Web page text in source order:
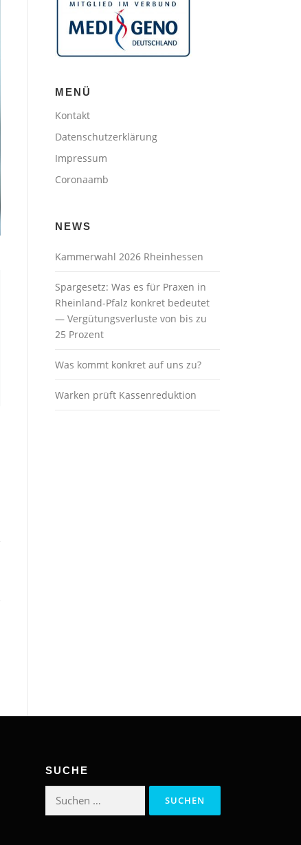
MENÜ
Kontakt
Datenschutzerklärung
Impressum
Coronaamb
NEWS
Kammerwahl 2026 Rheinhessen
Spargesetz: Was es für Praxen in
Rheinland-Pfalz konkret bedeutet
— Vergütungsverluste von bis zu
25 Prozent
Was kommt konkret auf uns zu?
Warken prüft Kassenreduktion
SUCHE
Suchen
nach: